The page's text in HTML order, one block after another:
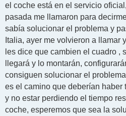
a
j
e
el coche está en el servicio
pasada me llamaron para
sabía solucionar el problema y
Italia, ayer me volvieron a llamar
les dice que cambien el cuadro ,
llegará y lo montarán,
consiguen solucionar el
es el camino que deberían haber
y no estar perdiendo el tiempo
coche, esperemos que sea la